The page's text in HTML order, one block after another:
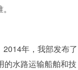
年，我部发布了
的水路运输船舶和技